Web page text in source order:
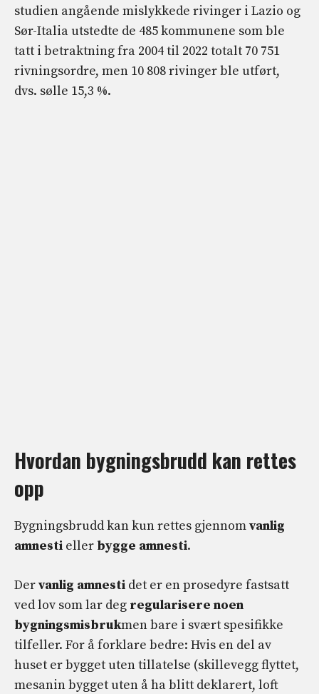
studien angående mislykkede rivinger i Lazio og
Sør-Italia utstedte de 485 kommunene som ble
tatt i betraktning fra 2004 til 2022 totalt 70 751
rivningsordre, men 10 808 rivinger ble utført,
dvs. sølle 15,3 %.
Hvordan bygningsbrudd kan rettes
opp
Bygningsbrudd kan kun rettes gjennomvanlig
amnesti eller bygge amnesti.
Dervanlig amnesti det er en prosedyre fastsatt
ved lov som lar deg regularisere noen
bygningsmisbrukmen bare i svært spesifikke
tilfeller. For å forklare bedre: Hvis en del av
huset er bygget uten tillatelse (skillevegg flyttet,
mesanin bygget uten å ha blitt deklarert, loft